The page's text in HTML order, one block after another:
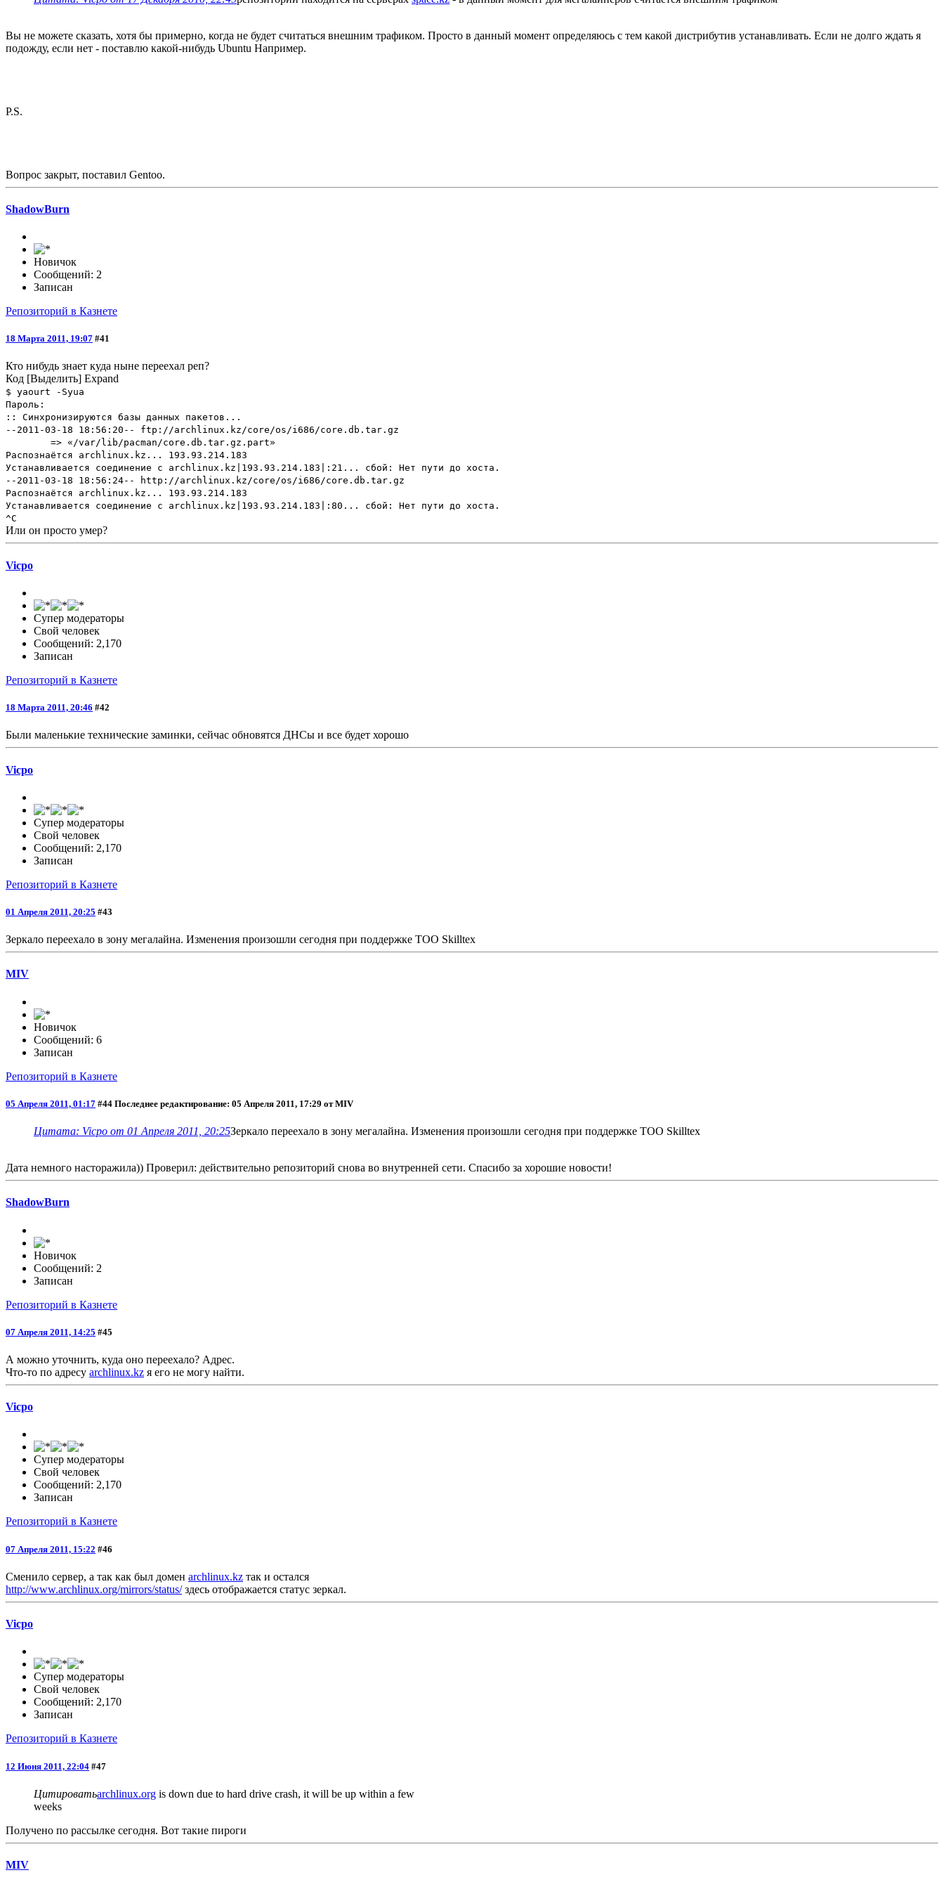
Вы не можете сказать, хотя бы примерно, когда не будет считаться внешним трафиком. Просто в данный момент определяюсь с тем какой дистрибутив устанавливать. Если не долго ждать я
подожду, если нет - поставлю какой-нибудь Ubuntu Например.
P.S.
Вопрос закрыт, поставил Gentoo.
ShadowBurn
Новичок
Сообщений: 2
Записан
Репозиторий в Казнете
18 Марта 2011, 19:07 #41
Кто нибудь знает куда ныне переехал реп?
Код [Выделить] Expand
$ yaourt -Syua
Пароль:
:: Синхронизируются базы данных пакетов...
--2011-03-18 18:56:20-- ftp://archlinux.kz/core/os/i686/core.db.tar.gz
=> «/var/lib/pacman/core.db.tar.gz.part»
Распознаётся archlinux.kz... 193.93.214.183
Устанавливается соединение с archlinux.kz|193.93.214.183|:21... сбой: Нет пути до хоста.
--2011-03-18 18:56:24-- http://archlinux.kz/core/os/i686/core.db.tar.gz
Распознаётся archlinux.kz... 193.93.214.183
Устанавливается соединение с archlinux.kz|193.93.214.183|:80... сбой: Нет пути до хоста.
^C
Или он просто умер?
Vicpo
Супер модераторы
Свой человек
Сообщений: 2,170
Записан
Репозиторий в Казнете
18 Марта 2011, 20:46 #42
Были маленькие технические заминки, сейчас обновятся ДНСы и все будет хорошо
Vicpo
Супер модераторы
Свой человек
Сообщений: 2,170
Записан
Репозиторий в Казнете
01 Апреля 2011, 20:25 #43
Зеркало переехало в зону мегалайна. Изменения произошли сегодня при поддержке ТОО Skilltex
MIV
Новичок
Сообщений: 6
Записан
Репозиторий в Казнете
05 Апреля 2011, 01:17 #44 Последнее редактирование: 05 Апреля 2011, 17:29 от MIV
Цитата: Vicpo от 01 Апреля 2011, 20:25Зеркало переехало в зону мегалайна. Изменения произошли сегодня при поддержке ТОО Skilltex
Дата немного насторажила)) Проверил: действительно репозиторий снова во внутренней сети. Спасибо за хорошие новости!
ShadowBurn
Новичок
Сообщений: 2
Записан
Репозиторий в Казнете
07 Апреля 2011, 14:25 #45
А можно уточнить, куда оно переехало? Адрес.
Что-то по адресу archlinux.kz я его не могу найти.
Vicpo
Супер модераторы
Свой человек
Сообщений: 2,170
Записан
Репозиторий в Казнете
07 Апреля 2011, 15:22 #46
Сменило сервер, а так как был домен archlinux.kz так и остался
http://www.archlinux.org/mirrors/status/здесь отображается статус зеркал.
Vicpo
Супер модераторы
Свой человек
Сообщений: 2,170
Записан
Репозиторий в Казнете
12 Июня 2011, 22:04 #47
Цитироватьarchlinux.org is down due to hard drive crash, it will be up within a few
weeks
Получено по рассылке сегодня. Вот такие пироги
MIV